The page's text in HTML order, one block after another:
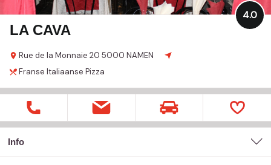
LA CAVA
Rue de la Monnaie 20 5000 NAMEN
4.0
Franse Italiaanse Pizza
Info